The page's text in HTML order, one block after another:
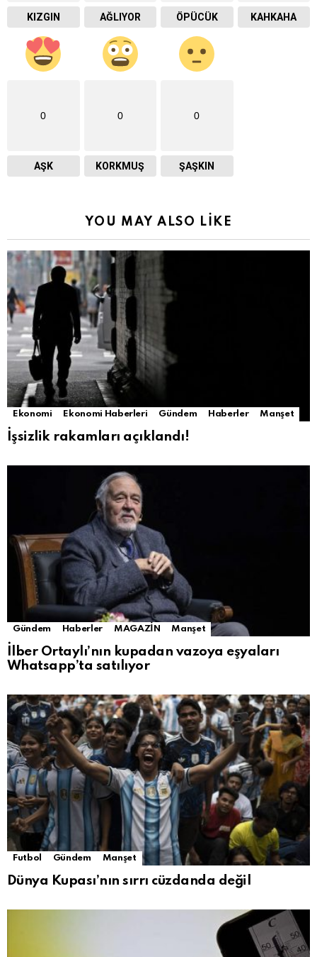
KIZGIN AĞLIYOR ÖPÜCÜK KAHKAHA
0
AŞK
0
KORKMUŞ
0
ŞAŞKIN
YOU MAY ALSO LIKE
Ekonomi Ekonomi Haberleri Gündem Haberler Manşet
İşsizlik rakamları açıklandı!
Gündem Haberler MAGAZİN Manşet
İlber Ortaylı’nın kupadan vazoya eşyaları
Whatsapp’ta satılıyor
Futbol Gündem Manşet
Dünya Kupası’nın sırrı cüzdanda değil